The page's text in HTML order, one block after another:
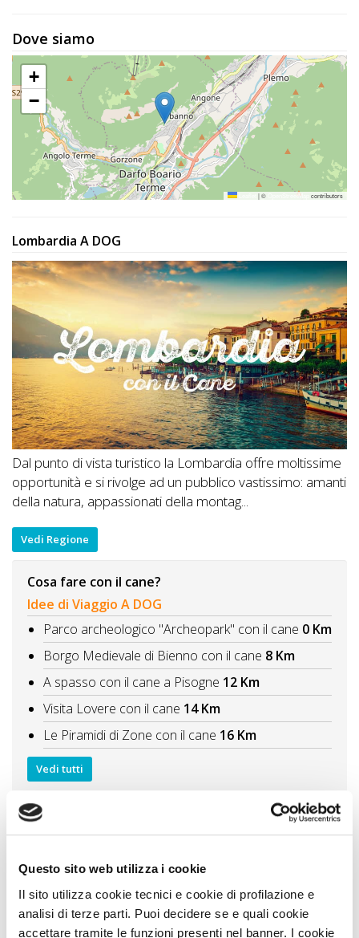
Questo sito web utilizza i cookie
Il sito utilizza cookie tecnici e cookie di profilazione e
analisi di terze parti. Puoi decidere se e quali cookie
accettare tramite le funzioni presenti nel banner. I cookie
Accedi
Registrati
Dove siamo
+
−
|© OpenStreetMap contributors
Lombardia A DOG
Dal punto di vista turistico la Lombardia offre moltissime
opportunità e si rivolge ad un pubblico vastissimo: amanti
della natura, appassionati della montag...
Vedi Regione
Cosa fare con il cane?
Idee di Viaggio A DOG
Parco archeologico "Archeopark" con il cane 0 Km
Borgo Medievale di Bienno con il cane 8 Km
A spasso con il cane a Pisogne 12 Km
Visita Lovere con il cane 14 Km
Le Piramidi di Zone con il cane 16 Km
Vedi tutti
Itinerari A DOG
22 Km
tra gnomi e archeologia40 Km
Itinerario al Lago di Ledro con il cane tre giorni tra
spiagge, trekking e natura 40 Km